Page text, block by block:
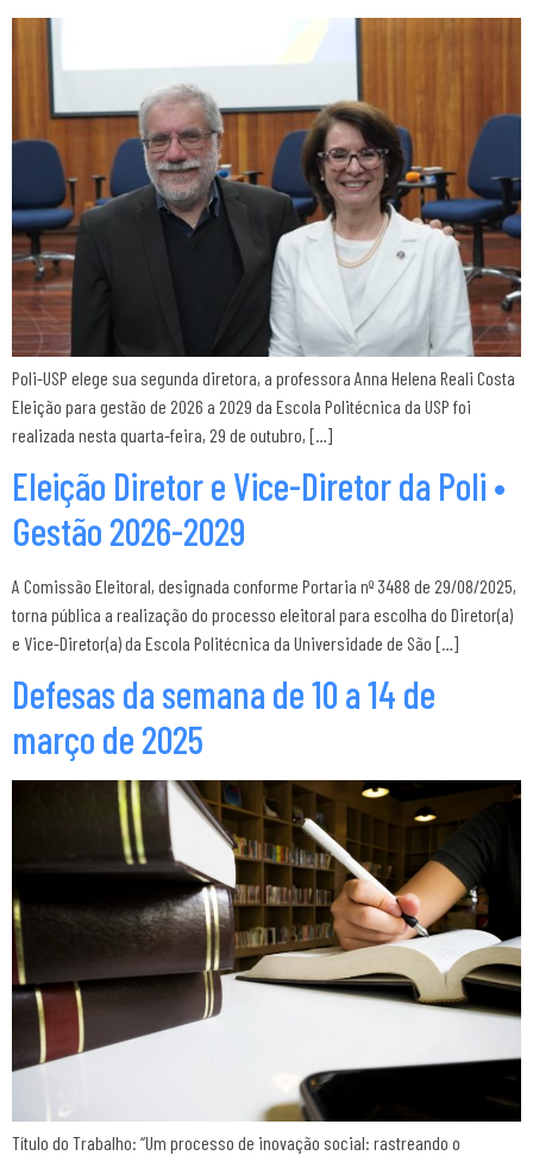
Poli-USP elege sua segunda diretora, a professora Anna Helena Reali Costa
Eleição para gestão de 2026 a 2029 da Escola Politécnica da USP foi
realizada nesta quarta-feira, 29 de outubro, […]
Eleição Diretor e Vice-Diretor da Poli •
Gestão 2026-2029
A Comissão Eleitoral, designada conforme Portaria nº 3488 de 29/08/2025,
torna pública a realização do processo eleitoral para escolha do Diretor(a)
e Vice-Diretor(a) da Escola Politécnica da Universidade de São […]
Defesas da semana de 10 a 14 de
março de 2025
Título do Trabalho: “Um processo de inovação social: rastreando o